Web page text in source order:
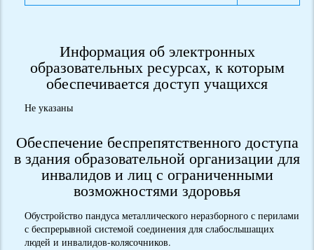
Информация об электронных
образовательных ресурсах, к которым
обеспечивается доступ учащихся
Не указаны
Обеспечение беспрепятственного доступа
в здания образовательной организации для
инвалидов и лиц с ограниченными
возможностями здоровья
Обустройство пандуса металлического неразборного с перилами
с беспрерывной системой соединения для слабослышащих
людей и инвалидов-колясочников.